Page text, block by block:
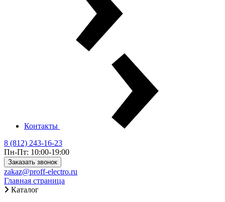
Контакты
8 (812) 243-16-23
Пн-Пт: 10:00-19:00
Заказать звонок
zakaz@proff-electro.ru
Главная страница
Каталог